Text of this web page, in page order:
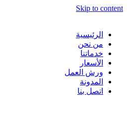
Skip to content
الرئيسية
من نحن
خدماتنا
الأسعار
ورش العمل
المدونة
اتصل بنا